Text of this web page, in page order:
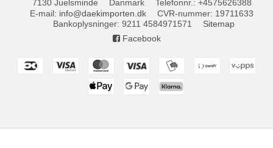
7130 Juelsminde
Danmark Telefonnr. : +4575626388
E-mail: info@daekimporten.dk CVR-nummer: 19711633
Bankoplysninger: 9211 4584971571
Sitemap
Facebook